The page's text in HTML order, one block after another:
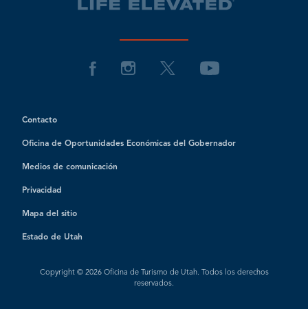
Contacto
Oficina de Oportunidades Económicas del Gobernador
Medios de comunicación
Privacidad
Mapa del sitio
Estado de Utah
Copyright © 2026 Oficina de Turismo de Utah. Todos los derechos
reservados.